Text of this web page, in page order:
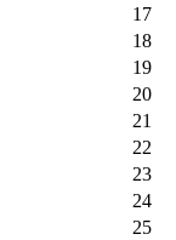
17
18
19
20
21
22
23
24
25